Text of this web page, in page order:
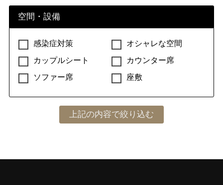
空間・設備
感染症対策
オシャレな空間
カップルシート
カウンター席
ソファー席
座敷